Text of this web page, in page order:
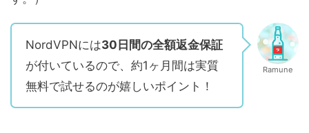
NordVPNには30日間の全額返金保証
が付いているので、約1ヶ月間は実質
無料で試せるのが嬉しいポイント！
Ramune